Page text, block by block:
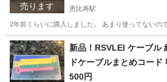
売ります 恵比寿駅
2年前くらいに購入しました。 あまり使ってないの
東京 渋谷区 恵比寿駅 オーディオ
新品！RSVLEI ケーブル
ドケーブルまとめコー
ップ繰り返し利用可能 マ
500円